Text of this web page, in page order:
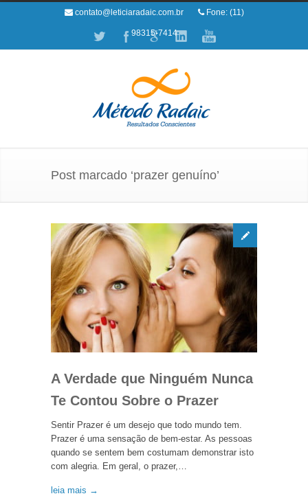
contato@leticiaradaic.com.br Fone: (11)
98315-7414
Post marcado ‘prazer genuíno’
A Verdade que Ninguém Nunca
Te Contou Sobre o Prazer
Sentir Prazer é um desejo que todo mundo tem.
Prazer é uma sensação de bem-estar. As pessoas
quando se sentem bem costumam demonstrar isto
com alegria. Em geral, o prazer,…
leia mais →